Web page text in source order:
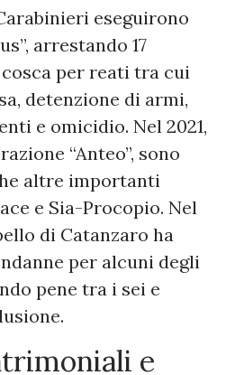
eseguirono
arrestando 17
per reati tra cui
detenzione di armi,
e omicidio. Nel 2021,
“Anteo”, sono
altre importanti
e Sia-Procopio. Nel
di Catanzaro ha
per alcuni degli
pene tra i sei e
e